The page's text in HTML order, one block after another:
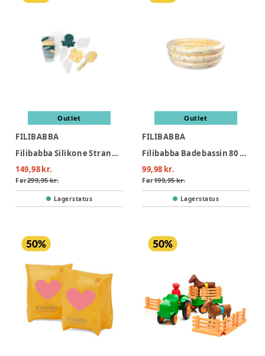
Outlet
FILIBABBA
Filibabba Silikone Strandsæt - Konfetti
149,98 kr.
Før299,95 kr.
Lagerstatus
Outlet
FILIBABBA
Filibabba Badebassin 80 cm Alfie – Unicorn Shores
99,98 kr.
Før199,95 kr.
Lagerstatus